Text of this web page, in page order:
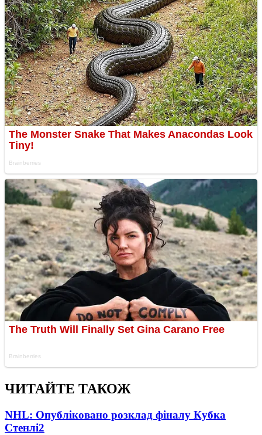
ЧИТАЙТЕ ТАКОЖ
NHL: Опубліковано розклад фіналу Кубка
Стенлі2